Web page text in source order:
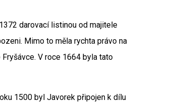
darovací listinou od majitele
Mimo to měla rychta právo na
V roce 1664 byla tato
1500 byl Javorek připojen k dílu